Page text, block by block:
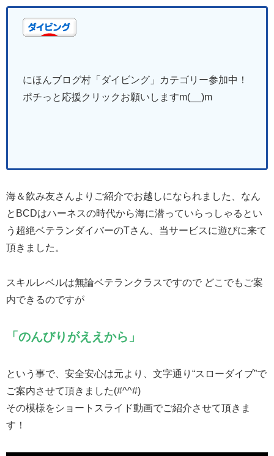
にほんブログ村「ダイビング 」
カテゴリー参加中！
ポチっと応援クリックお願いしますm(__)m
海＆飲み友さんよりご紹介でお越しになられました、なん
とBCDはハーネスの時代から海に潜っていらっしゃるとい
う超絶ベテランダイバーのTさん、当サービスに遊びに来て
頂きました。
スキルレベルは無論ベテランクラスですので どこでもご案
内できるのですが
「のんびりがええから」
という事で、安全安心は元より、文字通り“スローダイブ”で
ご案内させて頂きました(#^^#)
その模様をショートスライド動画でご紹介させて頂きま
す！